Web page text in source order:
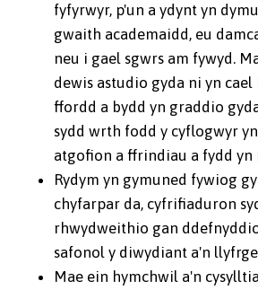
fyfyrwyr, p'un a ydynt yn
gwaith academaidd, eu
neu i gael sgwrs am fywyd.
dewis astudio gyda ni yn
ffordd a bydd yn graddio
sydd wrth fodd y cyflogwyr
atgofion a ffrindiau a fydd yn
Rydym yn gymuned fywiog
chyfarpar da, cyfrifiaduron
rhwydweithio gan
safonol y diwydiant a'n
Mae ein hymchwil a'n